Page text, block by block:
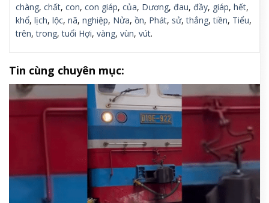
chàng, chất, con, con giáp, của, Dương, đau, đầy, giáp, hết,
khổ, lịch, lộc, nã, nghiệp, Nửa, ồn, Phát, sử,thắng,tiền, Tiểu,
trên,trong,tuổi Hợi, vàng, vùn, vút.
Tin cùng chuyên mục: